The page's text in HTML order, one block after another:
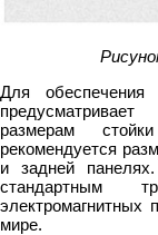
Для обеспечения
размерам
рекомендуется
и задней
стандартным
мире.